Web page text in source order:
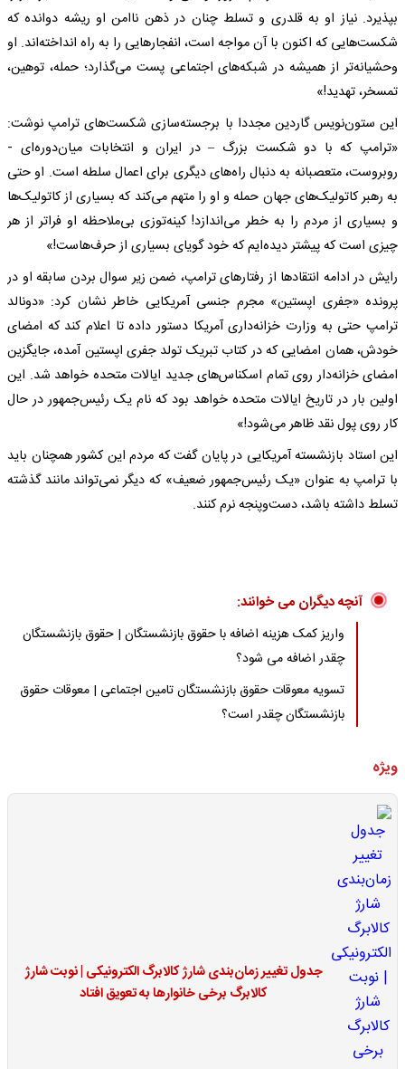
بپذیرد. نیاز او به قلدری و تسلط چنان در ذهن ناامن او ریشه دوانده که
شکست‌هایی که اکنون با آن مواجه است، انفجارهایی را به راه انداخته‌اند. او
وحشیانه‌تر از همیشه در شبکه‌های اجتماعی پست می‌گذارد؛ حمله، توهین،
تمسخر، تهدید!»
این ستون‌نویس گاردین مجددا با برجسته‌سازی شکست‌های ترامپ نوشت:
«ترامپ که با دو شکست بزرگ – در ایران و انتخابات میان‌دوره‌ای -
روبروست، متعصبانه به دنبال راه‌های دیگری برای اعمال سلطه است. او حتی
به رهبر کاتولیک‌های جهان حمله و او را متهم می‌کند که بسیاری از کاتولیک‌ها
و بسیاری از مردم را به خطر می‌اندازد! کینه‌توزی بی‌ملاحظه او فراتر از هر
چیزی است که پیشتر دیده‌ایم که خود گویای بسیاری از حرف‌هاست!»
رایش در ادامه انتقادها از رفتارهای ترامپ، ضمن زیر سوال بردن سابقه او در
پرونده «جفری اپستین» مجرم جنسی آمریکایی خاطر نشان کرد: «دونالد
ترامپ حتی به وزارت خزانه‌داری آمریکا دستور داده تا اعلام کند که امضای
خودش، همان امضایی که در کتاب تبریک تولد جفری اپستین آمده، جایگزین
امضای خزانه‌دار روی تمام اسکناس‌های جدید ایالات متحده خواهد شد. این
اولین بار در تاریخ ایالات متحده خواهد بود که نام یک رئیس‌جمهور در حال
کار روی پول نقد ظاهر می‌شود!»
این استاد بازنشسته آمریکایی در پایان گفت که مردم این کشور همچنان باید
با ترامپ به عنوان «یک رئیس‌جمهور ضعیف» که دیگر نمی‌تواند مانند گذشته
تسلط داشته باشد، دست‌وپنجه نرم کنند.
آنچه دیگران می خوانند:
واریز کمک هزینه اضافه با حقوق بازنشستگان | حقوق بازنشستگان
چقدر اضافه می شود؟
تسویه معوقات حقوق بازنشستگان تامین اجتماعی | معوقات حقوق
بازنشستگان چقدر است؟
ویژه
جدول تغییر زمان‌بندی شارژ کالابرگ الکترونیکی | نوبت شارژ
کالابرگ برخی خانوارها به تعویق افتاد